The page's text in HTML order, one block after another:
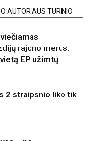
AUTORIAUS TURINIO
rajono merus:
EP užimtų
2 straipsnio liko tik